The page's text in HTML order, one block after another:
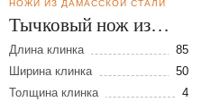
НОЖИ ИЗ ДАМАССКОЙ СТАЛИ
Тычковый нож из
дамасской стали
Длина клинка
85
Ширина клинка
50
Толщина клинка
4